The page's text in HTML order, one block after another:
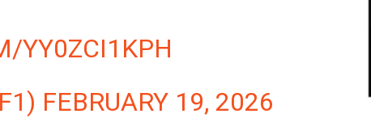
YY0ZCI1KPH
FEBRUARY 19, 2026